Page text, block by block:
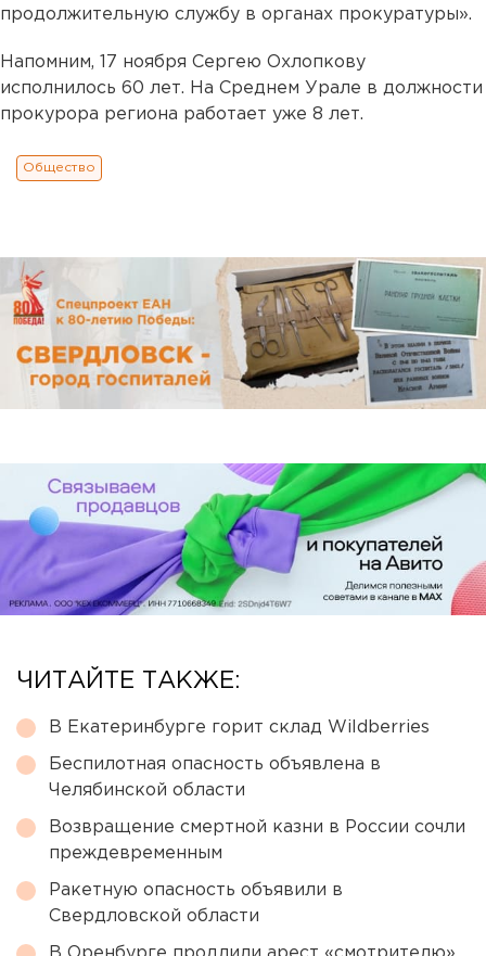
продолжительную службу в органах прокуратуры».
Напомним, 17 ноября Сергею Охлопкову
исполнилось 60 лет. На Среднем Урале в должности
прокурора региона работает уже 8 лет.
Общество
ЧИТАЙТЕ ТАКЖЕ:
В Екатеринбурге горит склад Wildberries
Беспилотная опасность объявлена в
Челябинской области
Возвращение смертной казни в России сочли
преждевременным
Ракетную опасность объявили в
Свердловской области